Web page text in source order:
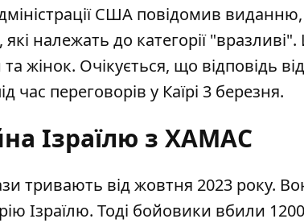
США повідомив
належать до категорії
жінок. Очікується, що відповідь
переговорів у Каїрі 3 березня.
Ізраїлю з ХАМАС
тривають від жовтня 2023 року.
Ізраїлю. Тоді бойовики вбили